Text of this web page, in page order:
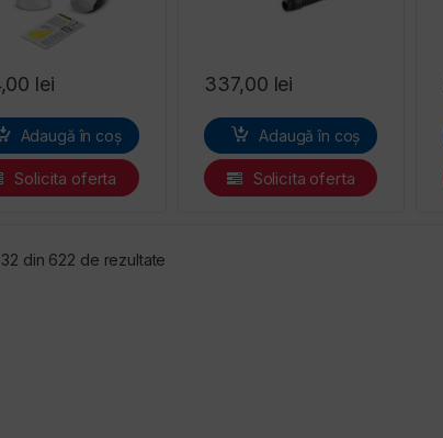
lei
Adaugă în coș
Solicita oferta
337,00 lei
Adaugă în coș
Solicita oferta
din 622 de rezultate